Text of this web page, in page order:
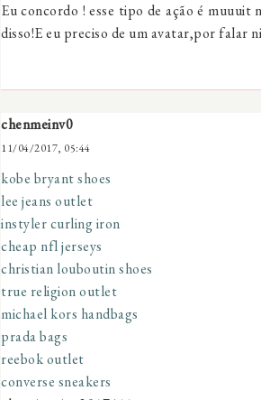
Eu concordo ! esse tipo de ação é muuuit
disso!E eu preciso de um avatar,por falar
chenmeinv0
11/04/2017, 05:44
kobe bryant shoes
lee jeans outlet
instyler curling iron
cheap nfl jerseys
christian louboutin shoes
true religion outlet
michael kors handbags
prada bags
reebok outlet
converse sneakers